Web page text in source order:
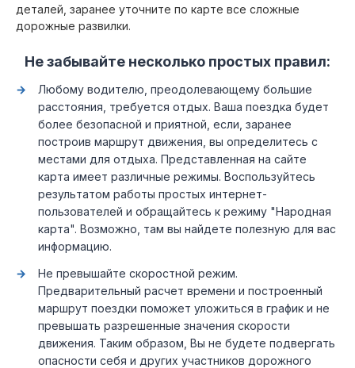
деталей, заранее уточните по карте все сложные
дорожные развилки.
Не забывайте несколько простых правил:
Любому водителю, преодолевающему большие
расстояния, требуется отдых. Ваша поездка будет
более безопасной и приятной, если, заранее
построив маршрут движения, вы определитесь с
местами для отдыха. Представленная на сайте
карта имеет различные режимы. Воспользуйтесь
результатом работы простых интернет-
пользователей и обращайтесь к режиму "Народная
карта". Возможно, там вы найдете полезную для вас
информацию.
Не превышайте скоростной режим.
Предварительный расчет времени и построенный
маршрут поездки поможет уложиться в график и не
превышать разрешенные значения скорости
движения. Таким образом, Вы не будете подвергать
опасности себя и других участников дорожного